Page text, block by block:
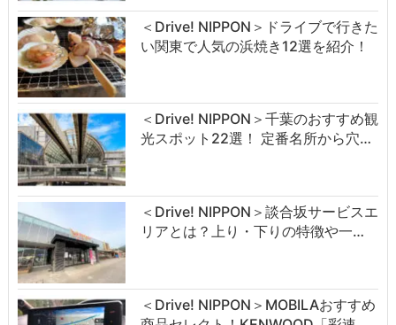
＜Drive! NIPPON＞ドライブで行きた
い関東で人気の浜焼き12選を紹介！
＜Drive! NIPPON＞千葉のおすすめ観
光スポット22選！ 定番名所から穴…
＜Drive! NIPPON＞談合坂サービスエ
リアとは？上り・下りの特徴や一…
＜Drive! NIPPON＞MOBILAおすすめ